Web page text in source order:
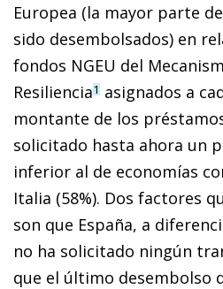
Europea (la mayor parte
sido desembolsados) en
fondos NGEU del
Resiliencia1 asignados a
montante de los
solicitado hasta ahora un
inferior al de economías
Italia (58%). Dos factores
son que España, a
no ha solicitado ningún
que el último desembolso